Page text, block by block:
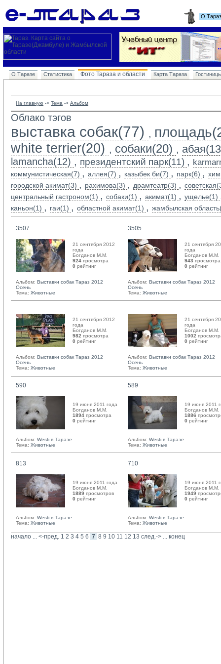
О
О Таразе Статистика Фото Тараза и области Карта Тараза
На главную -> Тема -> Альбом
Облако тэгов
выставка собак(77) ,
white terrier(20) , собаки(20) ,
lamancha(12) , президентский парк(11) ,
коммунистическая(7) , аллея(7) , казыбек би(7) , парк(6) ,
городской акимат(3) , рахимова(3) , драмтеатр(3) ,
центральный гастроном(1) , собаки(1) , акимат(1) , ущелье(1)
каньон(1) , гаи(1) , областной акимат(1) , жамбылская
3507
21 сентября 2012
года
Богданов М.М.
924 просмотра
0 рейтинг
Альбом: Выставки собак Тараз 2012
Осень
Тема: Животные
3505
21 сентября
года
Богданов М.М.
943 просмотра
0 рейтинг
Альбом: Выставки собак Тараз 2012
Осень
Тема: Животные
21 сентября 2012
года
Богданов М.М.
982 просмотра
0 рейтинг
Альбом: Выставки собак Тараз 2012
Осень
Тема: Животные
21 сентября
года
Богданов М.М.
1002
0 рейтинг
Альбом: Выставки собак Тараз 2012
Осень
Тема: Животные
590
19 июня 2011 года
Богданов М.М.
1894 просмотра
0 рейтинг
Альбом: Westi в Таразе
Тема: Животные
589
19 июня 2011
Богданов М.М.
1886
0 рейтинг
Альбом: Westi в Таразе
Тема: Животные
813
19 июня 2011 года
Богданов М.М.
1889 просмотров
0 рейтинг
Альбом: Westi в Таразе
Тема: Животные
710
19 июня 2011
Богданов М.М.
1949
0 рейтинг
Альбом: Westi в Таразе
Тема: Животные
начало ... <-пред. 1 2 3 4 5 6 7 8 9 10 11 12 13 след.-> ... конец